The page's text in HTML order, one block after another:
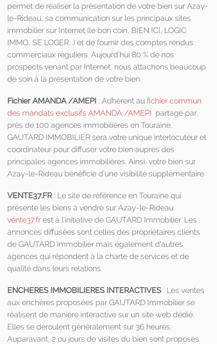
permet de réaliser la présentation de votre bien sur Azay-
le-Rideau, sa communication sur les principaux sites
immobilier sur Internet (le bon coin, BIEN ICI, LOGIC
IMMO, SE LOGER...) et de fournir des comptes rendus
commerciaux réguliers. Aujourd’hui 80 % de nos
prospects venant par Internet, nous attachons beaucoup
de soin à la présentation de votre bien.
Fichier AMANDA /AMEPI : Adhérent au fichier commun
des mandats exclusifs AMANDA /AMEPI partagé par
près de 100 agences immobilières en Touraine,
GAUTARD IMMOBILIER sera votre unique interlocuteur et
coordinateur pour diffuser votre bien auprès des
principales agences immobilières. Ainsi, votre bien sur
Azay-le-Rideau bénéficie d'une visibilité supplémentaire.
VENTE37.FR: Le site de référence en Touraine qui
présente les biens à vendre sur Azay-le-Rideau.
vente37.fr est à l'initiative de GAUTARD Immobilier. Les
annonces diffusées sont celles des propriétaires clients
de GAUTARD Immobilier mais également d'autres
agences qui répondent à la charte de services et de
qualité dans leurs relations.
ENCHERES IMMOBILIERES INTERACTIVES : Les ventes
aux enchères proposées par GAUTARD Immobilier se
réalisent de manière interactive sur un site web dédié.
Elles se déroulent généralement sur 36 heures.
Auparavant, 2 ou jours de visites du bien sont proposés.